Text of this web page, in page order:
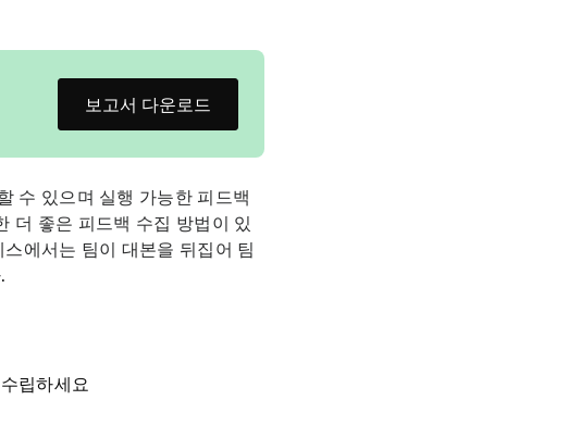
보고서 다운로드
수 있으며 실행 가능한 피드백
더 좋은 피드백 수집 방법이 있
에서는 팀이 대본을 뒤집어 팀
립하세요